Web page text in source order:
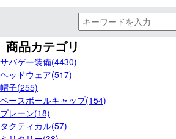
商品カテゴリ
サバゲー装備(4430)
ヘッドウェア(517)
帽子(255)
ベースボールキャップ(154)
プレーン(18)
タクティカル(57)